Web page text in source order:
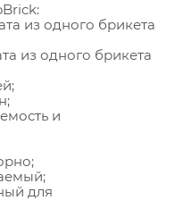
из одного брикета
из одного брикета
и
для